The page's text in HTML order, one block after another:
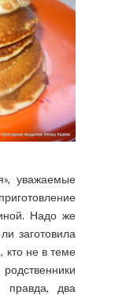
уважаемые
Надо же
заготовила
кто не в теме
правда, два